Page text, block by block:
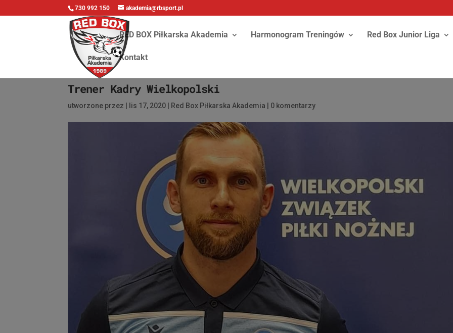
730 992 150 akademia@rbsport.pl
RED BOX Piłkarska Akademia Harmonogram Treningów Red Box Junior Liga
Kontakt
Trener Kadry Wielkopolski
utworzone przez lis 17, 2020 Red Box Piłkarska Akademia 0 komentarzy